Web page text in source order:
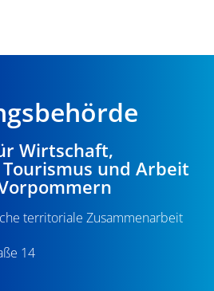
Wirtschaft,
und Arbeit
territoriale Zusammenarbeit
14